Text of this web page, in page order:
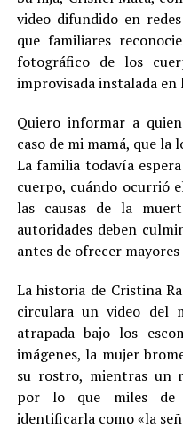
video difundido en
que familiares
fotográfico de los
improvisada instalada en
Quiero informar a
caso de mi mamá, que la
La familia todavía
cuerpo, cuándo ocurrió
las causas de la
autoridades deben
antes de ofrecer
La historia de Cristina
circulara un video del
atrapada bajo los
imágenes, la mujer
su rostro, mientras un
por lo que miles de
identificarla como «la